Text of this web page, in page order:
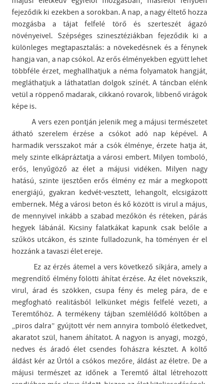
fejeződik ki ezekben a sorokban. A nap, a nagy éltető hozza
mozgásba a tájat felfelé törő és szerteszét ágazó
növényeivel. Szépséges szinesztéziákban fejeződik ki a
különleges megtapasztalás: a növekedésnek és a fénynek
hangja van, a nap csókol. Az erős élményekben együtt lehet
többféle érzet, meghallhatjuk a néma folyamatok hangját,
megláthatjuk a láthatatlan dolgok színét. A táncban elénk
vetül a röppenő madarak, cikkanó rovarok, libbenő virágok
képe is.
A vers ezen pontján jelenik meg a májusi természetet
átható szerelem érzése a csókot adó nap képével. A
harmadik versszakot már a csók élménye, érzete hatja át,
mely szinte elkápráztatja a városi embert. Milyen tomboló,
erős, lenyűgöző az élet a májusi vidéken. Milyen nagy
hatású, szinte ijesztően erős élmény ez már a megkopott
energiájú, gyakran kedvét-vesztett, lehangolt, elcsigázott
embernek. Még a városi beton és kő között is virul a május,
de mennyivel inkább a szabad mezőkön és réteken, párás
hegyek lábánál. Kicsiny falatkákat kapunk csak belőle a
szűkös utcákon, és szinte fulladozunk, ha töményen ér el
hozzánk a tavaszi élet ereje.
Ez az érzés átemel a vers következő síkjára, amely a
megrendítő élmény fölötti áhítat érzése. Az élet növekszik,
virul, árad és szökken, csupa fény és meleg pára, de e
megfogható realitásból lelkünket mégis felfelé vezeti, a
Teremtőhöz. A termékeny tájban szemlélődő költőben a
„piros dalra” gyújtott vér nem annyira tomboló életkedvet,
akaratot szül, hanem áhítatot. A nagyon is anyagi, mozgó,
nedves és áradó élet csendes fohászra késztet. A költő
áldást kér az Úrtól a csókos mezőre, áldást az életre. De a
májusi természet az időnek a Teremtő által létrehozott